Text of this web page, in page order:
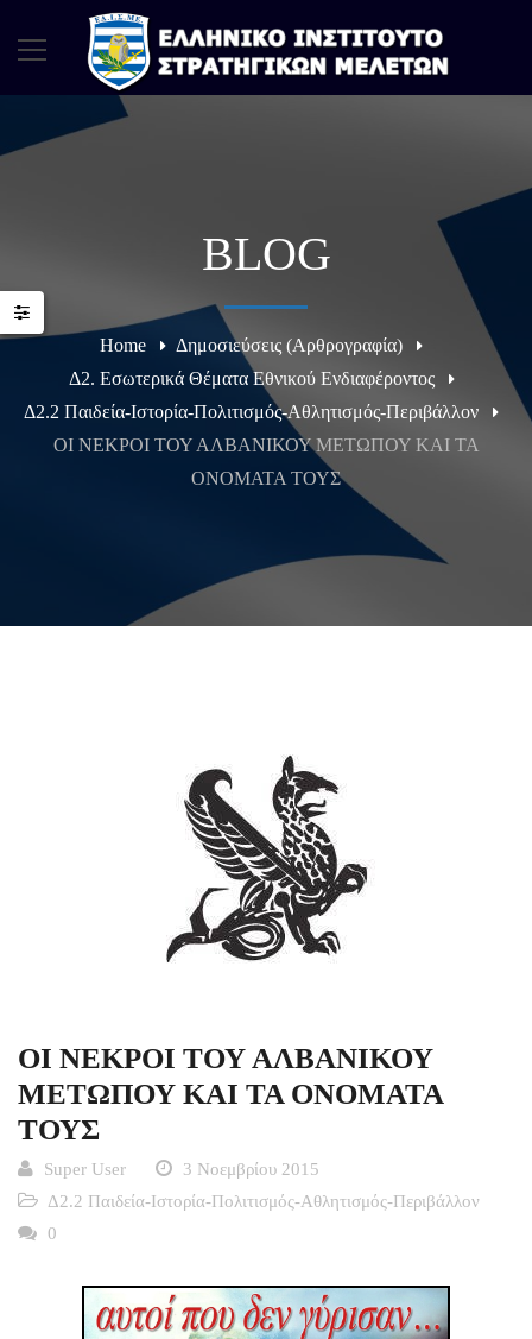
BLOG
Home
Δημοσιεύσεις (Αρθρογραφία)
Δ2. Εσωτερικά Θέματα Εθνικού Ενδιαφέροντος
Δ2.2 Παιδεία-Ιστορία-Πολιτισμός-Αθλητισμός-Περιβάλλον
ΟΙ ΝΕΚΡΟΙ ΤΟΥ ΑΛΒΑΝΙΚΟΥ ΜΕΤΩΠΟΥ ΚΑΙ ΤΑ
ΟΝΟΜΑΤΑ ΤΟΥΣ
ΟΙ ΝΕΚΡΟΙ ΤΟΥ ΑΛΒΑΝΙΚΟΥ
ΜΕΤΩΠΟΥ ΚΑΙ ΤΑ ΟΝΟΜΑΤΑ
ΤΟΥΣ
Super User
3 Νοεμβρίου 2015
Δ2.2 Παιδεία-Ιστορία-Πολιτισμός-Αθλητισμός-Περιβάλλον
0